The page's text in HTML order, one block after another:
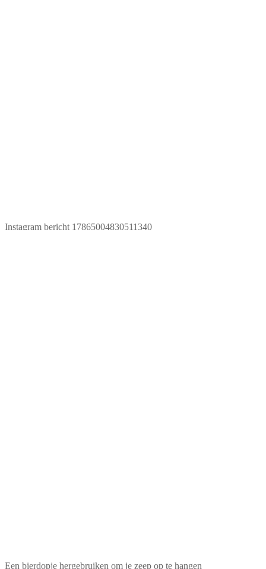
Instagram bericht 17865004830511340
Een bierdopje hergebruiken om je zeep op te hangen